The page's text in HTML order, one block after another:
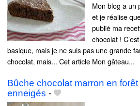
Mon blog a un
et je réalise
publié ma
chocolat !
basique, mais je ne suis pas une grande
chocolat, mais... Cet article Mon gâteau...
Bûche chocolat marron en
enneigés -